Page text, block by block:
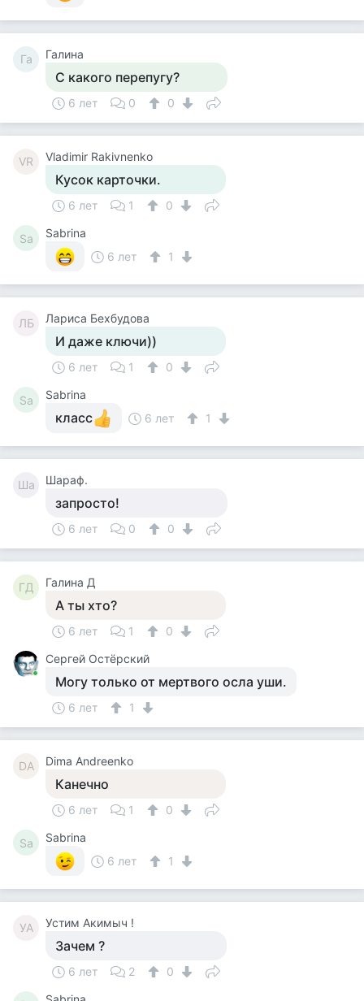
Га Галина
С какого перепугу?
6 лет 0 0
VR Vladimir Rakivnenko
Кусок карточки.
6 лет 1 0
Sa
Sabrina
6 лет
1
ЛБ Лариса Бехбудова
И даже ключи))
6 лет 1 0
Sa Sabrina
класс 6 лет 1
Ша Шараф.
запросто!
6 лет 0 0
ГД Галина Д
А ты хто?
6 лет 1
0
Сергей Остёрский
Могу только от мертвого осла уши.
6 лет 1
DA Dima Andreenko
Канечно
6 лет 1 0
Sa
Sabrina
6 лет
1
УА Устим Акимыч !
Зачем ?
6 лет 2 0